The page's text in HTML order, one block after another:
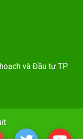
và Đầu tư TP